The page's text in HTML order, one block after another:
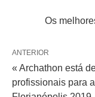
Os
ANTERIOR
« Archathon está
profissionais para